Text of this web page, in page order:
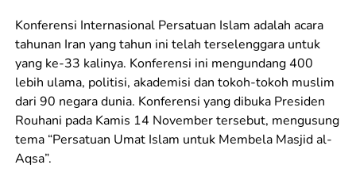
Konferensi Internasional Persatuan Islam adalah acara
tahunan Iran yang tahun ini telah terselenggara untuk
yang ke-33 kalinya. Konferensi ini mengundang 400
lebih ulama, politisi, akademisi dan tokoh-tokoh muslim
dari 90 negara dunia. Konferensi yang dibuka Presiden
Rouhani pada Kamis 14 November tersebut, mengusung
tema “Persatuan Umat Islam untuk Membela Masjid al-
Aqsa”.